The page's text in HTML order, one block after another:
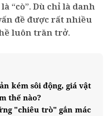
“cò”. Dù chỉ là danh
đề được rất nhiều
luôn trăn trở.
kém sôi động, giá vật
thế nào?
"chiêu trò" gắn mác